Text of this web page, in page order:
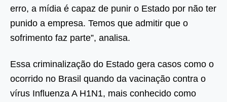
erro, a mídia é capaz de punir o Estado por não ter
punido a empresa. Temos que admitir que o
sofrimento faz parte”, analisa.
Essa criminalização do Estado gera casos como o
ocorrido no Brasil quando da vacinação contra o
vírus Influenza A H1N1, mais conhecido como